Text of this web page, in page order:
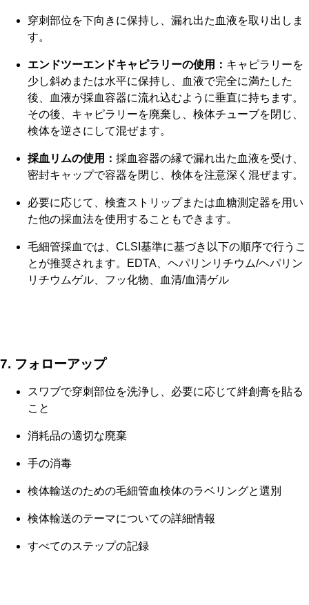
穿刺部位を下向きに保持し、漏れ出た血液を取り出しま
す。
エンドツーエンドキャピラリーの使用： キャピラリーを
少し斜めまたは水平に保持し、血液で完全に満たした
後、血液が採血容器に流れ込むように垂直に持ちます。
その後、キャピラリーを廃棄し、検体チューブを閉じ、
検体を逆さにして混ぜます。
採血リムの使用： 採血容器の縁で漏れ出た血液を受け、
密封キャップで容器を閉じ、検体を注意深く混ぜます。
必要に応じて、検査ストリップまたは血糖測定器を用い
た他の採血法を使用することもできます。
毛細管採血では、CLSI基準に基づき以下の順序で行うこ
とが推奨されます。EDTA、ヘパリンリチウム/ヘパリン
リチウムゲル、フッ化物、血清/血清ゲル
7. フォローアップ
スワブで穿刺部位を洗浄し、必要に応じて絆創膏を貼る
こと
消耗品の適切な廃棄
手の消毒
検体輸送のための毛細管血検体のラベリングと選別
検体輸送のテーマについての詳細情報
すべてのステップの記録